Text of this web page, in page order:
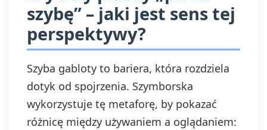
szybę” – jaki jest sens tej
perspektywy?
Szyba gabloty to bariera, która rozdziela
dotyk od spojrzenia. Szymborska
wykorzystuje tę metaforę, by pokazać
różnicę między używaniem a oglądaniem: